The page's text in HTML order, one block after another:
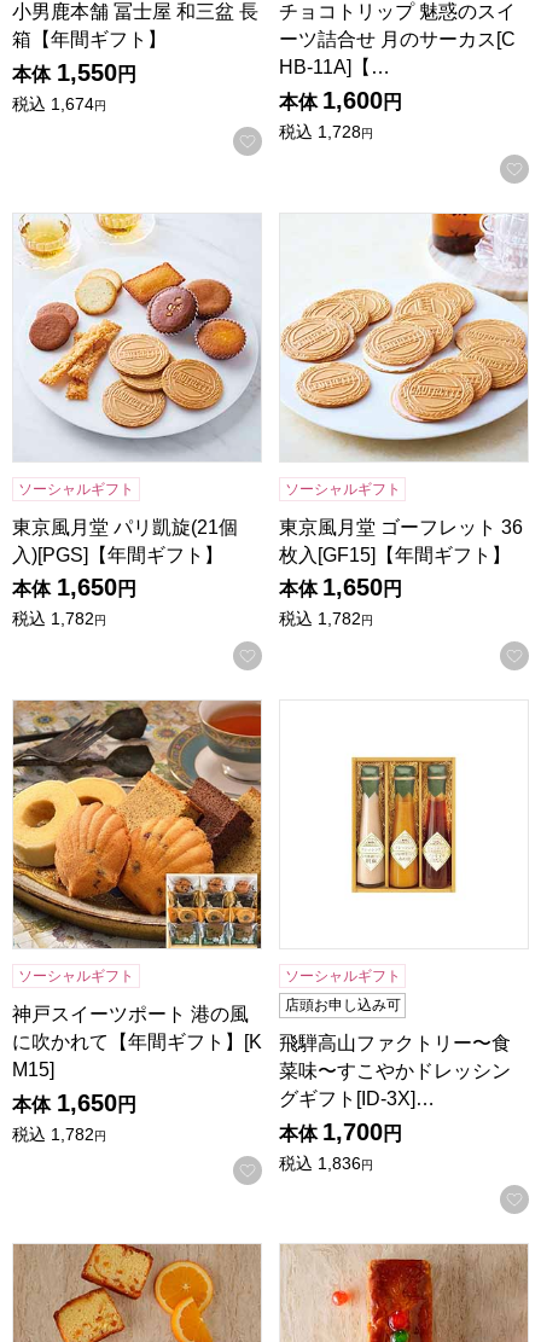
小男鹿本舗 冨士屋 和三盆 長
箱【年間ギフト】
本体 1,550円
税込 1,674円
お気に入りに登録する
チョコトリップ 魅惑のスイ
ーツ詰合せ 月のサーカス[C
HB-11A]【…
本体 1,600円
税込 1,728円
東京風月堂 パリ凱旋(21個入)[PGS]【年間ギフト】
ソーシャルギフト
東京風月堂 パリ凱旋(21個
入)[PGS]【年間ギフト】
本体 1,650円
税込 1,782円
お気に入りに登録する
東京風月堂 ゴーフレット 36
ソーシャルギフト
東京風月堂 ゴーフレット 36
枚入[GF15]【年間ギフト】
本体 1,650円
税込 1,782円
神戸スイーツポート 港の風に吹かれて【年間ギフト】[KM15]
ソーシャルギフト
神戸スイーツポート 港の風
に吹かれて【年間ギフト】[K
M15]
本体 1,650円
税込 1,782円
お気に入りに登録する
ソーシャルギフト
店頭お申し込み可
飛騨高山ファクトリー〜食
菜味〜すこやかドレッシン
グギフト[ID-3X]…
本体 1,700円
税込 1,836円
ホテルニューオータニ オレンジケーキ(1本)[O-17]【年間ギフ
ホテルニューオータニ フル